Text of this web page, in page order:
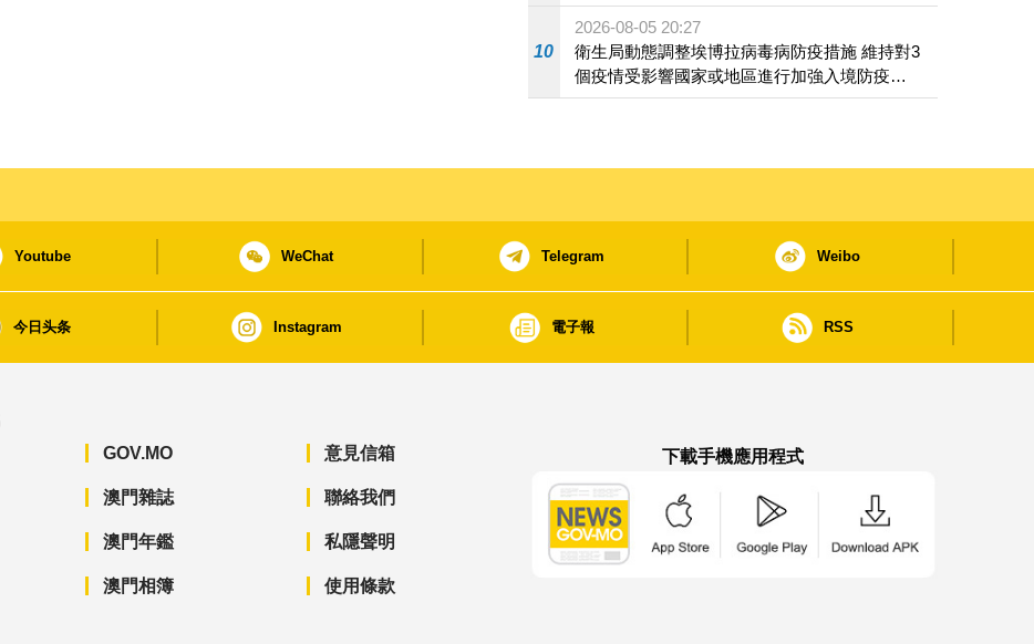
10
2026-08-05 20:27
衛生局動態調整埃博拉病毒病防疫措施 維持對3
個疫情受影響國家或地區進行加強入境防疫措
施
Youtube WeChat Telegram Weibo
今日头条 Instagram 電子報 RSS
GOV.MO
澳門雜誌
澳門年鑑
澳門相簿
意見信箱
聯絡我們
私隱聲明
使用條款
下載手機應用程式